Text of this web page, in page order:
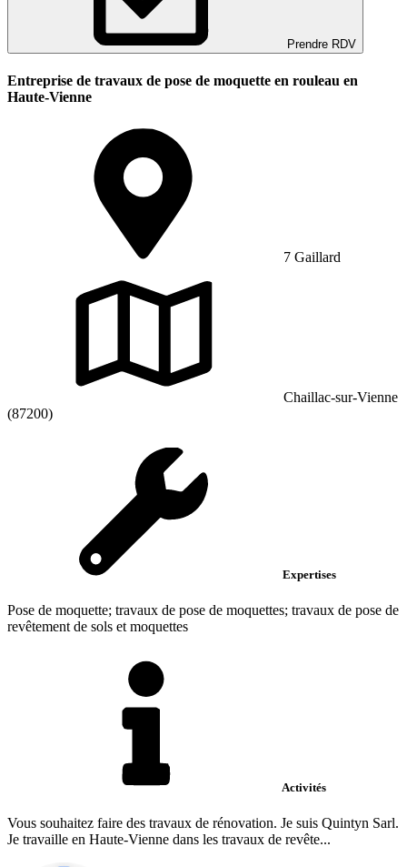
Prendre RDV
Entreprise de travaux de pose de moquette en rouleau en
Haute-Vienne
7 Gaillard
Chaillac-sur-Vienne
(87200)
Expertises
Pose de moquette; travaux de pose de moquettes; travaux de pose de
revêtement de sols et moquettes
Activités
Vous souhaitez faire des travaux de rénovation. Je suis Quintyn Sarl.
Je travaille en Haute-Vienne dans les travaux de revête...